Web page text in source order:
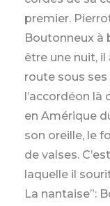
premier.
Boutonneux à
être une nuit, il
route sous
l’accordéon
en Amérique
son oreille, le
de valses.
laquelle il
La nantaise”: